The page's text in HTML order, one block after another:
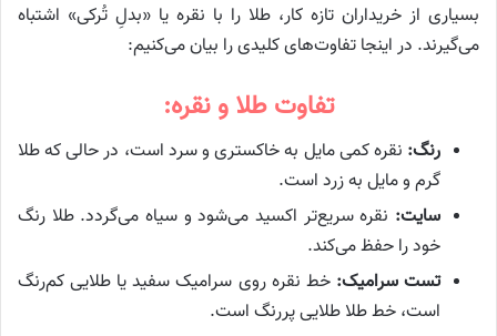
بسیاری از خریداران تازه کار، طلا را با نقره یا «بدلِ تُرکی» اشتباه
می‌گیرند. در اینجا تفاوت‌های کلیدی را بیان می‌کنیم:
تفاوت طلا و نقره:
رنگ: نقره کمی مایل به خاکستری و سرد است، در حالی که طلا
گرم و مایل به زرد است.
سایت: نقره سریع‌تر اکسید می‌شود و سیاه می‌گردد. طلا رنگ
خود را حفظ می‌کند.
تست سرامیک: خط نقره روی سرامیک سفید یا طلایی کم‌رنگ
است، خط طلا طلایی پررنگ است.